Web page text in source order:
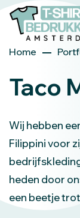
Home
Taco
Wij hebben
Filippini voor
heden door
een beetje